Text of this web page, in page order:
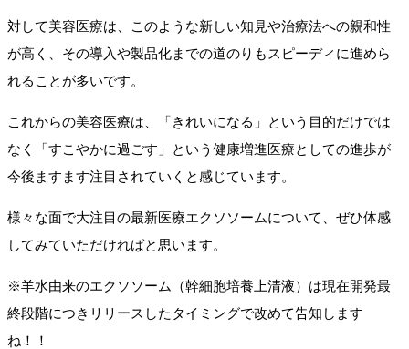
対して美容医療は、このような新しい知見や治療法への親和性
が高く、その導入や製品化までの道のりもスピーディに進めら
れることが多いです。
これからの美容医療は、「きれいになる」という目的だけでは
なく「すこやかに過ごす」という健康増進医療としての進歩が
今後ますます注目されていくと感じています。
様々な面で大注目の最新医療エクソソームについて、ぜひ体感
してみていただければと思います。
※羊水由来のエクソソーム（幹細胞培養上清液）は現在開発最
終段階につきリリースしたタイミングで改めて告知します
ね！！